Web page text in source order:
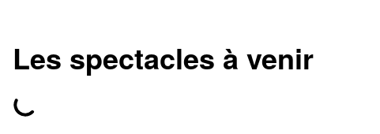
Les spectacles à venir